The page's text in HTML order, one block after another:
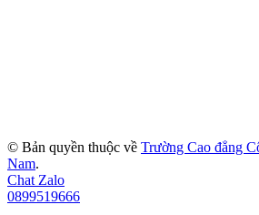
© Bản quyền thuộc về Trường Cao đẳng
Nam.
Chat Zalo
0899519666